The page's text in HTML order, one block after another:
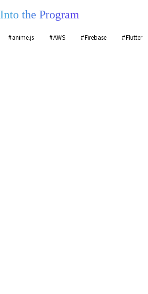
Into the Program
anime.js AWS Firebase Flutter